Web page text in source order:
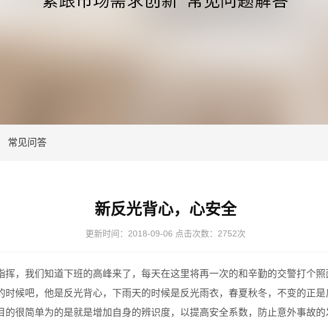
常见问答
新反光背心，心安全
更新时间： 2018-09-06 点击次数： 2752次
我们知道下班的高峰来了，每天在这里将再一次的和辛勤的交警打个照
候吧，他是反光背心，下雨天的时候是反光雨衣，春夏秋冬，不变的正
很简单为的是就是增加自身的辨识度，以提高安全系数，防止意外事故